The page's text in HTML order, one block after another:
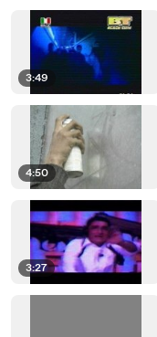
3:49
4:50
3:27